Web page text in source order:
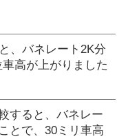
、バネレート2K分
高が上がりました
すると、バネレー
とで、30ミリ車高